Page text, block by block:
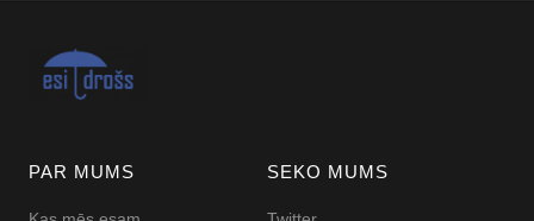
PAR MUMS SEKO MUMS